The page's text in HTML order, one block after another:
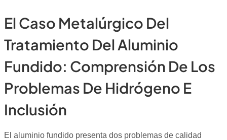
El Caso Metalúrgico Del
Tratamiento Del Aluminio
Fundido: Comprensión De Los
Problemas De Hidrógeno E
Inclusión
El aluminio fundido presenta dos problemas de calidad